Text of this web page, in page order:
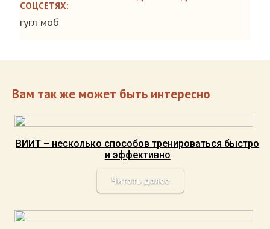
СОЦСЕТЯХ:
гугл моб
Вам так же может быть интересно
ВИИT – несколько способов тренироваться быстро
и эффективно
Читать далее